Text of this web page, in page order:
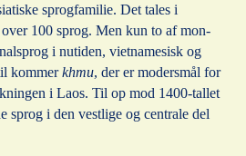
sprogfamilie. Det tales i
100 sprog. Men kun to af mon-
i nutiden, vietnamesisk og
kommerkhmu, der er modersmål for
i Laos. Til op mod 1400-tallet
sprog i den vestlige og centrale del